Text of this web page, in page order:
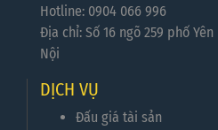
Hotline: 0904 066 996
Địa chỉ: Số 16 ngõ 259 phố Yên
Nội
DỊCH VỤ
Đấu giá tài sản